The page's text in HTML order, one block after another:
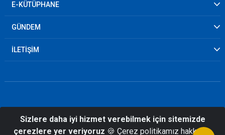
E-KÜTÜPHANE
GÜNDEM
İLETİŞİM
© 2026 Osmaniye İl Afet ve Acil Durum
Müdürlüğü
Sizlere daha iyi hizmet verebilmek için sitemizde
çerezlere yer veriyoruz 🍪 Çerez politikamız hakkında